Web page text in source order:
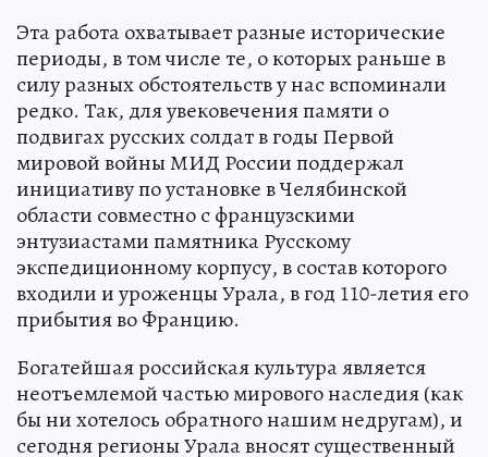
Эта работа охватывает разные исторические
периоды, в том числе те, о которых раньше в
силу разных обстоятельств у нас вспоминали
редко. Так, для увековечения памяти о
подвигах русских солдат в годы Первой
мировой войны МИД России поддержал
инициативу по установке в Челябинской
области совместно с французскими
энтузиастами памятника Русскому
экспедиционному корпусу, в состав которого
входили и уроженцы Урала, в год 110-летия его
прибытия во Францию.
Богатейшая российская культура является
неотъемлемой частью мирового наследия (как
бы ни хотелось обратного нашим недругам), и
сегодня регионы Урала вносят существенный